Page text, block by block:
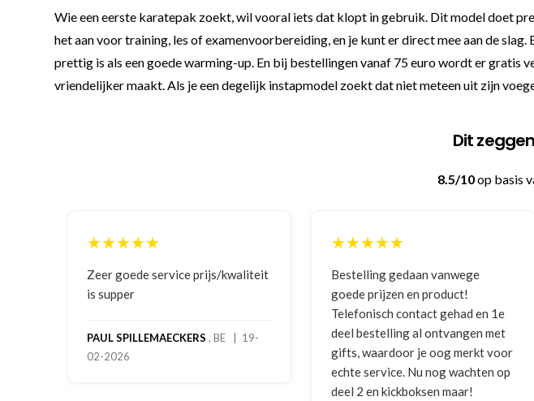
Wie een eerste karatepak zoekt, wil vooral iets dat klopt in gebruik. Dit model doet
het aan voor training, les of examenvoorbereiding, en je kunt er direct mee aan de
prettig is als een goede warming-up. En bij bestellingen vanaf 75 euro wordt er gratis
vriendelijker maakt. Als je een degelijk instapmodel zoekt dat niet meteen uit zijn
Dit
8.5/10op basis
★★★★★
Zeer goede service prijs/kwaliteit
is supper
PAUL SPILLEMAECKERS , BE | 19-
02-2026
★★★★★
Bestelling gedaan vanwege
goede prijzen en product!
Telefonisch contact gehad en 1e
deel bestelling al ontvangen met
gifts, waardoor je oog merkt voor
echte service. Nu nog wachten op
deel 2 en kickboksen maar!